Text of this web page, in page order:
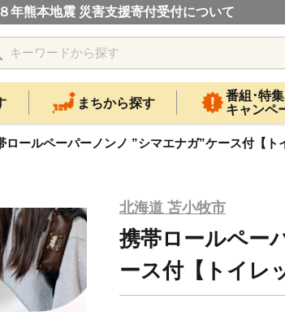
年熊本地震 災害支援寄付受付について
まちから探す
番組･特集
キャンペ
ロールペーパーノンノ ”シマエナガ”ケース付【
北海道 苫小牧市
携帯ロールペー
ース付【トイレ